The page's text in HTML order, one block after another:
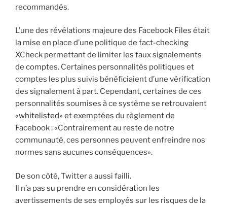
recommandés.
L’une des révélations majeure des Facebook Files était
la mise en place d’une politique de fact-checking
XCheck permettant de limiter les faux signalements
de comptes. Certaines personnalités politiques et
comptes les plus suivis bénéficiaient d’une vérification
des signalement à part. Cependant, certaines de ces
personnalités soumises à ce système se retrouvaient
«whitelisted» et exemptées du règlement de
Facebook : «Contrairement au reste de notre
communauté, ces personnes peuvent enfreindre nos
normes sans aucunes conséquences».
De son côté, Twitter a aussi failli.
Il n’a pas su prendre en considération les
avertissements de ses employés sur les risques de la